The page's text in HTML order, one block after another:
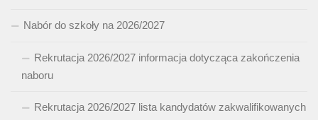
Nabór do szkoły na 2026/2027
Rekrutacja 2026/2027 informacja dotycząca zakończenia
naboru
Rekrutacja 2026/2027 lista kandydatów zakwalifikowanych